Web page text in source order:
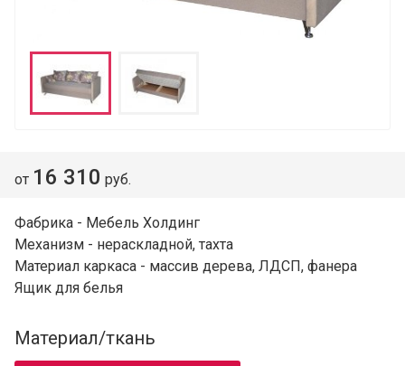
от 16 310 руб.
Фабрика - Мебель Холдинг
Механизм - нераскладной, тахта
Материал каркаса - массив дерева, ЛДСП, фанера
Ящик для белья
Материал/ткань